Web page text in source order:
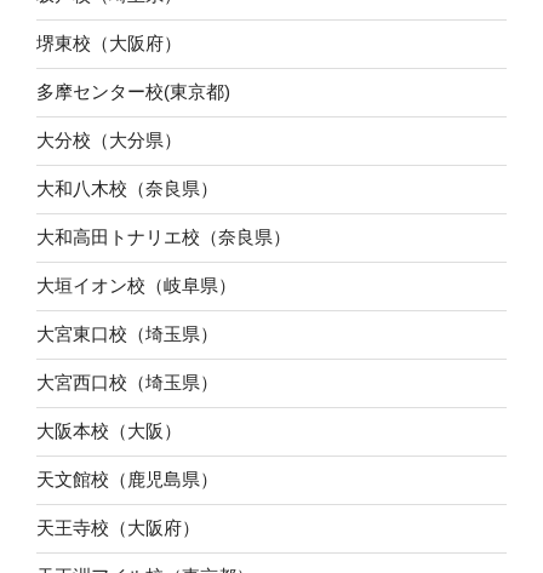
堺東校（大阪府）
多摩センター校(東京都)
大分校（大分県）
大和八木校（奈良県）
大和高田トナリエ校（奈良県）
大垣イオン校（岐阜県）
大宮東口校（埼玉県）
大宮西口校（埼玉県）
大阪本校（大阪）
天文館校（鹿児島県）
天王寺校（大阪府）